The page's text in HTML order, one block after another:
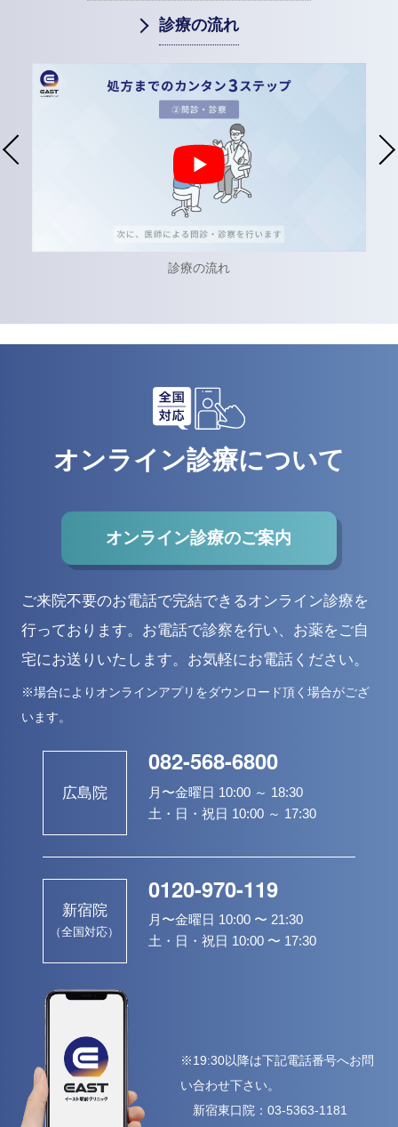
診療の流れ
ED治療薬それぞれの説明
オンライン診療について
オンライン診療のご案内
ご来院不要のお電話で完結できるオンライン診療を
行っております。 お電話で診察を行い、お薬をご自
宅にお送りいたします。お気軽にお電話ください。
※場合によりオンラインアプリをダウンロード頂く場合がござ
います。
広島院
082-568-6800
月〜金曜日 10:00 ～ 18:30
土・日・祝日 10:00 ～ 17:30
新宿院
（全国対応）
0120-970-119
月〜金曜日 10:00 〜 21:30
土・日・祝日 10:00 〜 17:30
※19:30以降は下記電話番号へお問
い合わせ下さい。
新宿東口院： 03-5363-1181